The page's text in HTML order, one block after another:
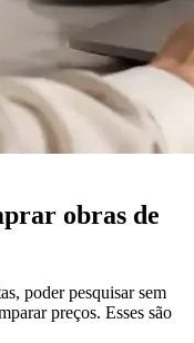
obras de
poder pesquisar sem
preços. Esses são